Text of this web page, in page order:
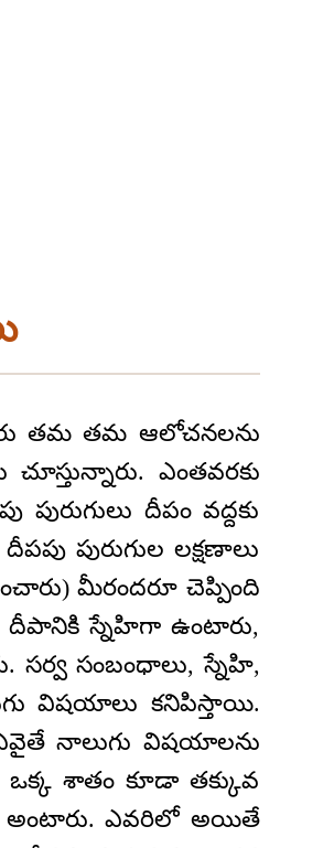
తమ తమ ఆలోచనలను
ఎంతవరకు
దీపం వద్దకు
పురుగుల లక్షణాలు
మీరందరూ చెప్పింది
దీపానికి స్నేహిగా ఉంటారు,
సంబంధాలు, స్నేహి,
విషయాలు కనిపిస్తాయి.
ఏవైతే నాలుగు విషయాలను
శాతం కూడా తక్కువ
అంటారు. ఎవరిలో అయితే